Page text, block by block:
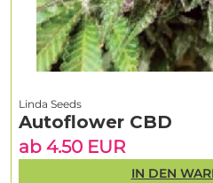
Linda Seeds
Autoflower CBD
ab 4.50 EUR
IN DEN